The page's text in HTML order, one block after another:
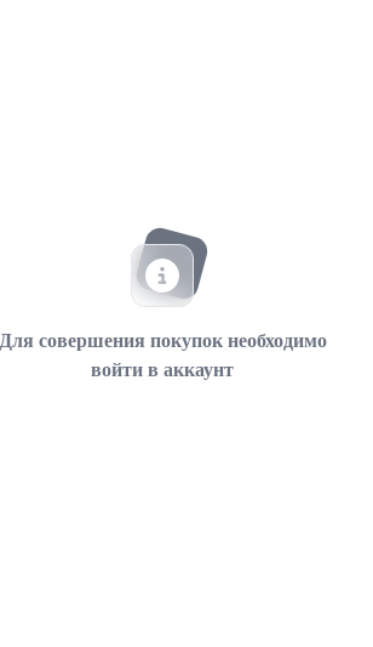
Для совершения покупок необходимо
войти в аккаунт